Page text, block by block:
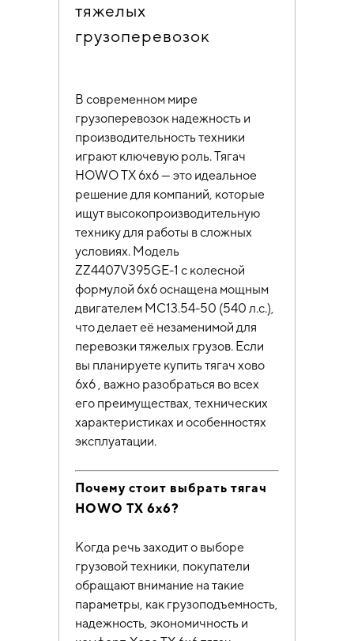
тяжелых
грузоперевозок
В современном мире
грузоперевозок надежность и
производительность техники
играют ключевую роль. Тягач
HOWO TX 6х6 — это идеальное
решение для компаний, которые
ищут высокопроизводительную
технику для работы в сложных
условиях. Модель
ZZ4407V395GE-1 с колесной
формулой 6х6 оснащена мощным
двигателем MC13.54-50 (540 л.с.),
что делает её незаменимой для
перевозки тяжелых грузов. Если
вы планируете купить тягач хово
6х6 , важно разобраться во всех
его преимуществах, технических
характеристиках и особенностях
эксплуатации.
Почему стоит выбрать тягач
HOWO TX 6х6?
Когда речь заходит о выборе
грузовой техники, покупатели
обращают внимание на такие
параметры, как грузоподъемность,
надежность, экономичность и